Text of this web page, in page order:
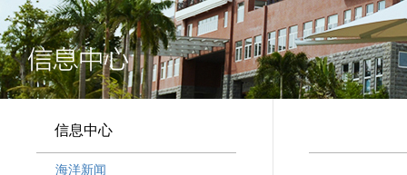
信息中心
海洋新闻